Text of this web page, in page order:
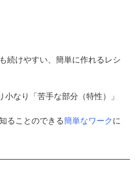
続けやすい、簡単に作れるレシ
なり「苦手な部分（特性）」
ることのできる簡単なワーク に